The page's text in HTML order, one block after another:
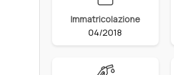
Immatricolazione
04/2018